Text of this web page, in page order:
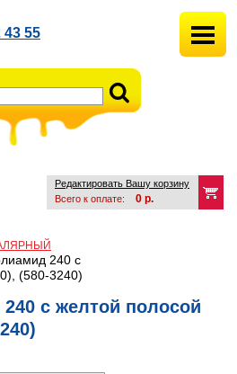
43 55
Редактировать Вашу корзину
Всего к оплате:
0 р.
240 с
(580-3240)
с желтой полосой